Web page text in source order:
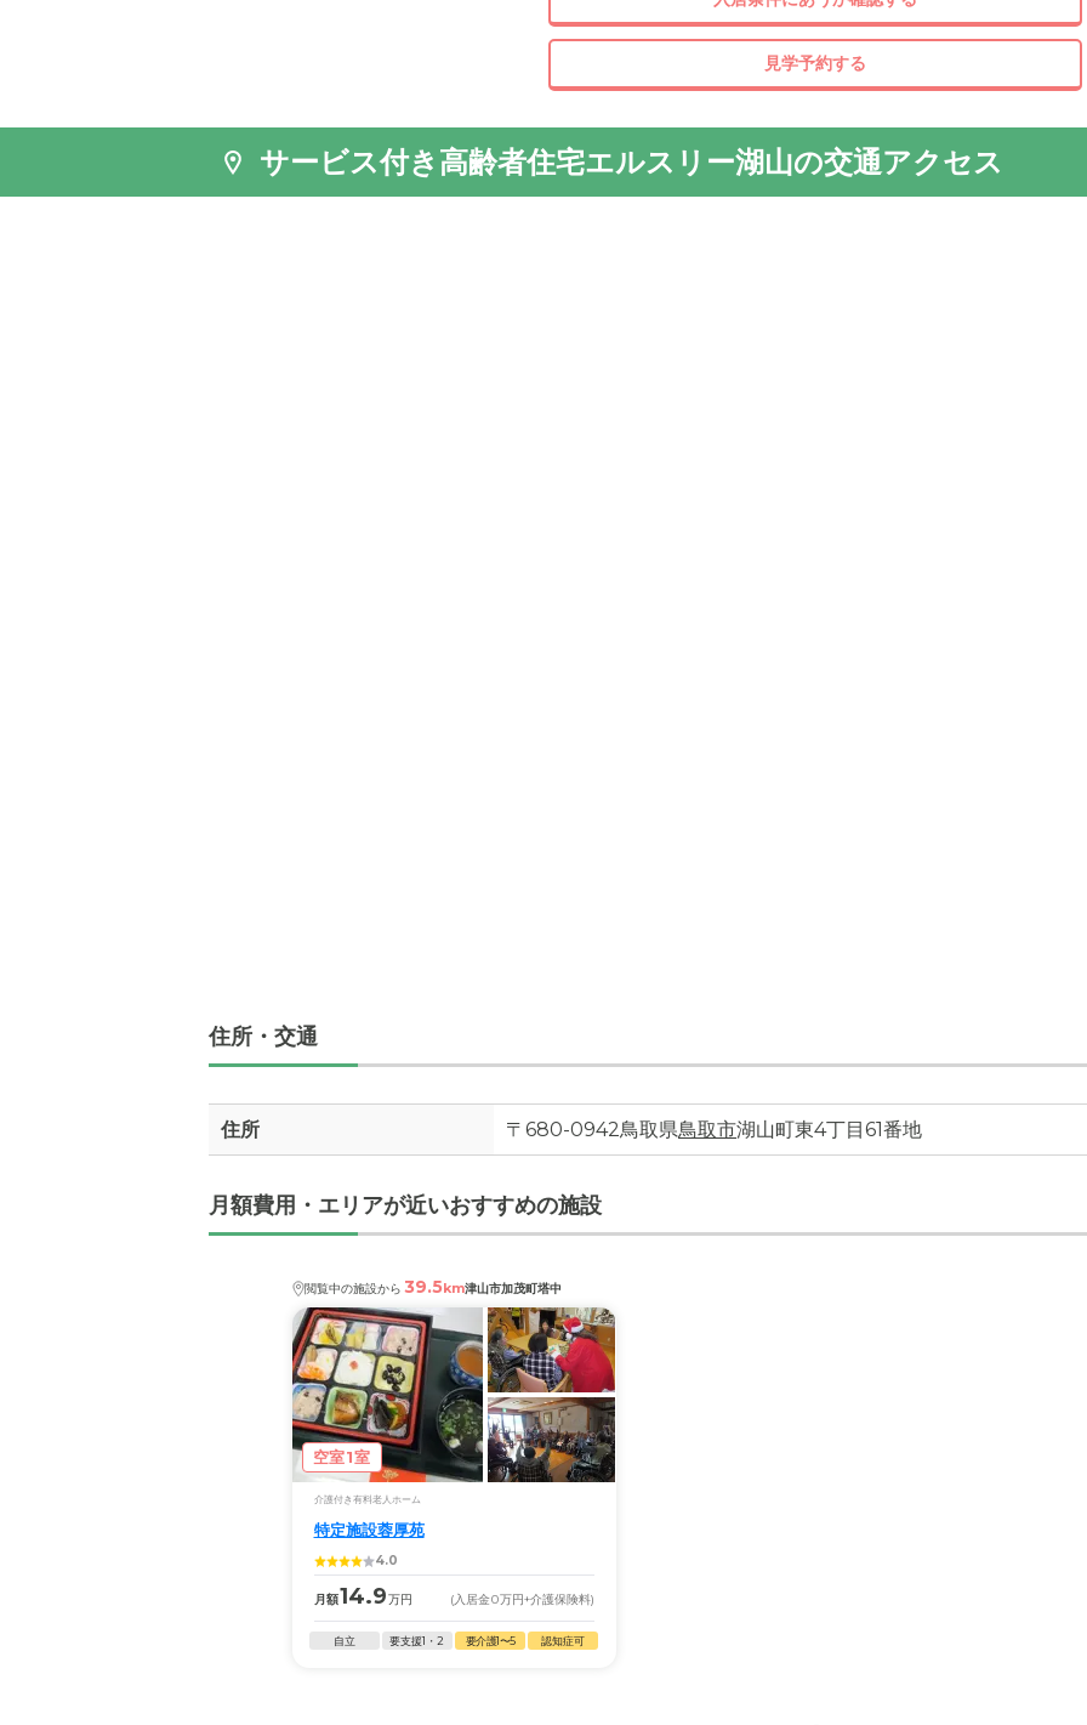
見学予約する
サービス付き高齢者住宅エルスリー湖山の交通アクセス
住所・交通
住所 〒680-0942鳥取県鳥取市湖山町東4丁目61番地
月額費用・エリアが近いおすすめの施設
閲覧中の施設から 39.5km津山市加茂町塔中
空室1室
介護付き有料老人ホーム
特定施設蓉厚苑
4.0
月額14.9万円 (入居金0万円+介護保険料)
自立 要支援1・2 要介護1〜5 認知症可